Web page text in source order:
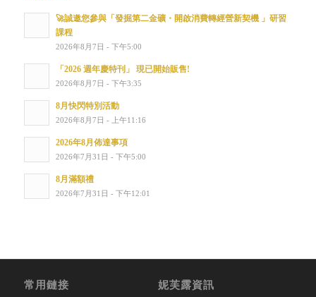
🚀誠邀您參與「發掘第二金礦・開啟消費轉經營新契機 」研習
課程
2026年8月7日 - 下午5:00
「2026 週年慶特刊」 現已開始販售!
2026年8月7日 - 下午3:35
8月快閃特別活動
2026年8月7日 - 上午11:16
2026年8月佈達事項
2026年7月31日 - 下午5:00
8月滿額禮
2026年7月31日 - 下午12:01
常用鏈接 妮芙露資訊